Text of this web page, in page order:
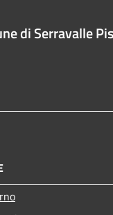
di Serravalle